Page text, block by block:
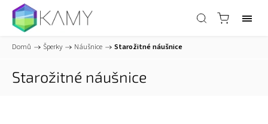
Domů / Šperky / Náušnice / Starožitné náušnice
Starožitné náušnice